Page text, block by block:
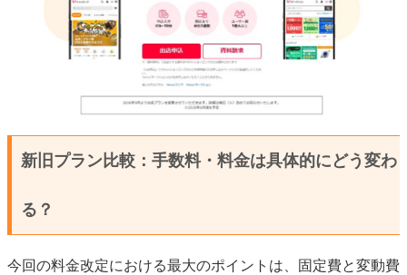
新旧プラン比較：手数料・料金は具体的にどう変わ
る？
今回の料金改定における最大のポイントは、固定費と変動費